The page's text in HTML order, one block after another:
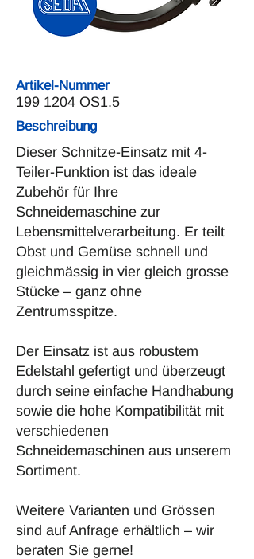
Artikel-Nummer
199 1204 OS1.5
Beschreibung
Dieser Schnitze-Einsatz mit 4-
Teiler-Funktion ist das ideale
Zubehör für Ihre
Schneidemaschine zur
Lebensmittelverarbeitung. Er teilt
Obst und Gemüse schnell und
gleichmässig in vier gleich grosse
Stücke – ganz ohne
Zentrumsspitze.
Der Einsatz ist aus robustem
Edelstahl gefertigt und überzeugt
durch seine einfache Handhabung
sowie die hohe Kompatibilität mit
verschiedenen
Schneidemaschinen aus unserem
Sortiment.
Weitere Varianten und Grössen
sind auf Anfrage erhältlich – wir
beraten Sie gerne!